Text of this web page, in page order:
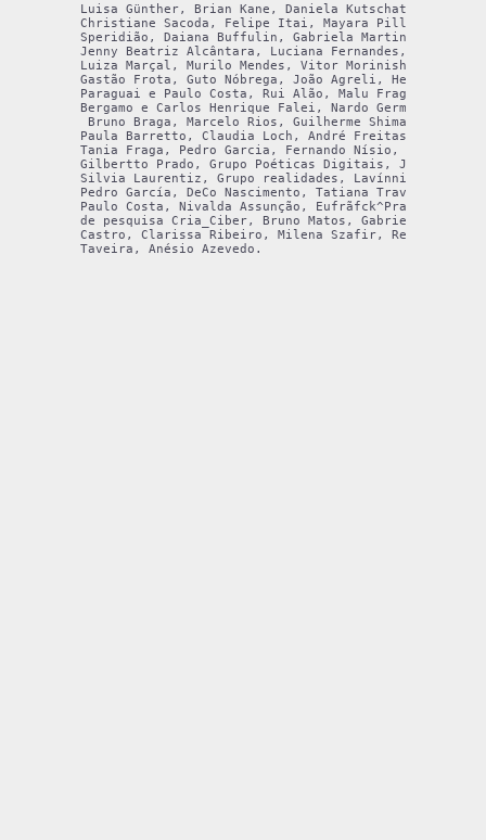
Luisa Günther, Brian Kane, Daniela Kutschat, Caroline
Christiane Sacoda, Felipe Itai, Mayara Pillegi,
Speridião, Daiana Buffulin, Gabriela Martins,
Jenny Beatriz Alcântara, Luciana Fernandes, Luis
Luiza Marçal, Murilo Mendes, Vitor Morinishi,
Gastão Frota, Guto Nóbrega, João Agreli, Heloísa
Paraguai e Paulo Costa, Rui Alão, Malu Fragoso,
Bergamo e Carlos Henrique Falei, Nardo Germano,
Bruno Braga, Marcelo Rios, Guilherme Shimabuko,
Paula Barretto, Claudia Loch, André Freitas, André
Tania Fraga, Pedro Garcia, Fernando Nísio, Grupo
Gilbertto Prado, Grupo Poéticas Digitais, Joana
Silvia Laurentiz, Grupo realidades, Lavínnia Seabra,
Pedro García, DeCo Nascimento, Tatiana Travisani,
Paulo Costa, Nivalda Assunção, Eufrãfck^Prates,
de pesquisa Cria_Ciber, Bruno Matos, Gabriel dos
Castro, Clarissa Ribeiro, Milena Szafir, Renata La